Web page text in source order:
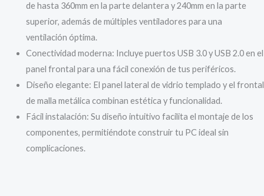
de hasta 360mm en la parte delantera y 240mm en la parte
superior, además de múltiples ventiladores para una
ventilación óptima.
Conectividad moderna: Incluye puertos USB 3.0 y USB 2.0 en el
panel frontal para una fácil conexión de tus periféricos.
Diseño elegante: El panel lateral de vidrio templado y el frontal
de malla metálica combinan estética y funcionalidad.
Fácil instalación: Su diseño intuitivo facilita el montaje de los
componentes, permitiéndote construir tu PC ideal sin
complicaciones.